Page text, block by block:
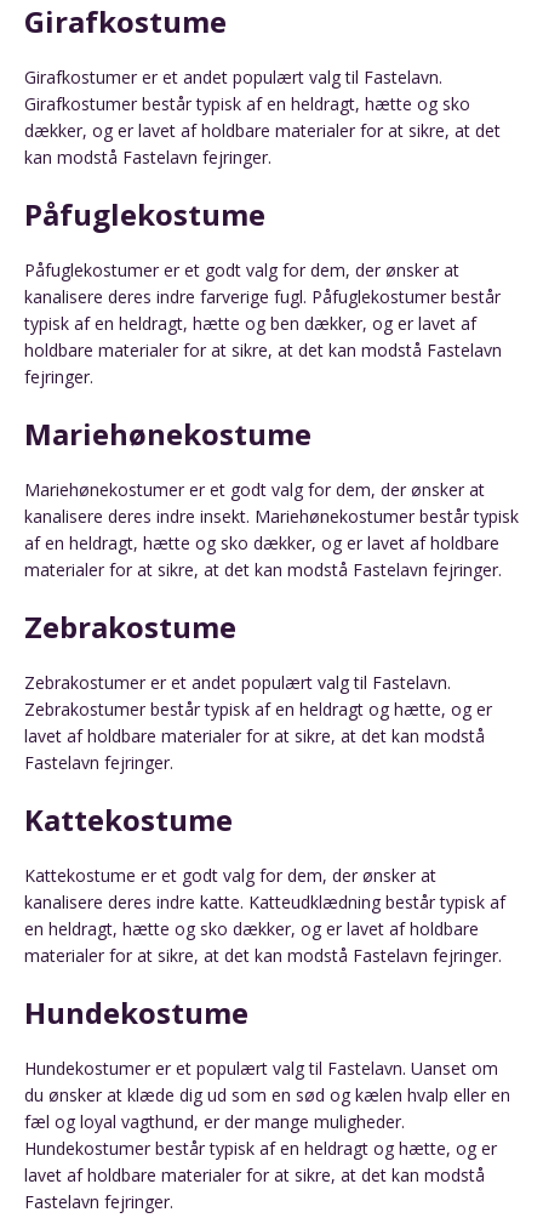
Girafkostume
Girafkostumer er et andet populært valg til Fastelavn.
Girafkostumer består typisk af en heldragt, hætte og sko
dækker, og er lavet af holdbare materialer for at sikre, at det
kan modstå Fastelavn fejringer.
Påfuglekostume
Påfuglekostumer er et godt valg for dem, der ønsker at
kanalisere deres indre farverige fugl. Påfuglekostumer består
typisk af en heldragt, hætte og ben dækker, og er lavet af
holdbare materialer for at sikre, at det kan modstå Fastelavn
fejringer.
Mariehønekostume
Mariehønekostumer er et godt valg for dem, der ønsker at
kanalisere deres indre insekt. Mariehønekostumer består typisk
af en heldragt, hætte og sko dækker, og er lavet af holdbare
materialer for at sikre, at det kan modstå Fastelavn fejringer.
Zebrakostume
Zebrakostumer er et andet populært valg til Fastelavn.
Zebrakostumer består typisk af en heldragt og hætte, og er
lavet af holdbare materialer for at sikre, at det kan modstå
Fastelavn fejringer.
Kattekostume
Kattekostume er et godt valg for dem, der ønsker at
kanalisere deres indre katte. Katteudklædning består typisk af
en heldragt, hætte og sko dækker, og er lavet af holdbare
materialer for at sikre, at det kan modstå Fastelavn fejringer.
Hundekostume
Hundekostumer er et populært valg til Fastelavn. Uanset om
du ønsker at klæde dig ud som en sød og kælen hvalp eller en
fæl og loyal vagthund, er der mange muligheder.
Hundekostumer består typisk af en heldragt og hætte, og er
lavet af holdbare materialer for at sikre, at det kan modstå
Fastelavn fejringer.